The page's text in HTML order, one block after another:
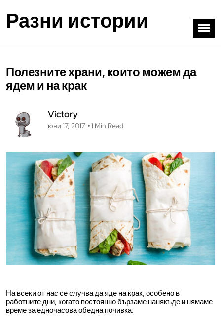
Разни истории
Полезните храни, които можем да
ядем и на крак
Victory
юни 17, 2017 1 Min Read
На всеки от нас се случва да яде на крак, особено в
работните дни, когато постоянно бързаме нанякъде и нямаме
време за едночасова обедна почивка.